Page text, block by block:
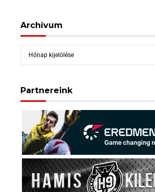
Archívum
Archívum
Partnereink